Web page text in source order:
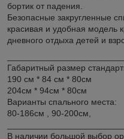
бортик от падения.
Безопасные закругленные
красивая и удобная модель
дневного отдыха детей и
Габаритный размер
190 см * 84 см * 80см
204см * 94см * 80см
Варианты спального места:
80-186см , 90-200см,
В наличии большой выбор